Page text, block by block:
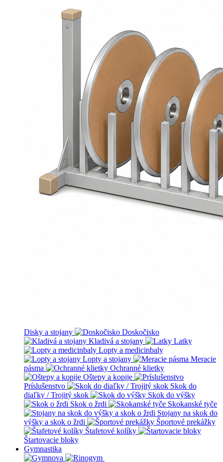
Disky a stojany
Doskočisko
Kladivá a stojany
Latky
Lopty a medicinbaly
Lopty a stojany
Meracie
pásma
Ochranné klietky
Oštepy a kopije
Príslušenstvo
Skok do
diaľky / Trojitý skok
Skok do výšky
Skok o žrdi
Skokanské tyče
Stojany na skok do
výšky a skok o žrdi
Športové prekážky
Štafetové kolíky
Štartovacie bloky
Gymnastika